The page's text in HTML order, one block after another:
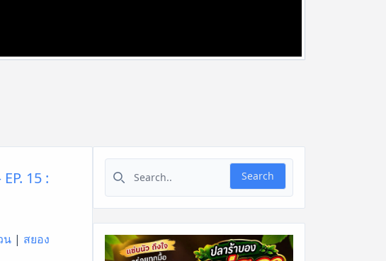
15 :
น | สยอง
Search for:
Search